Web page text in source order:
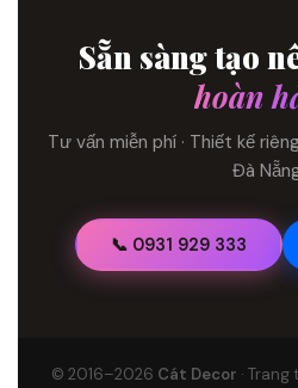
Sẵn sàng tạo
hoàn
Tư vấn miễn phí · Thiết kế
Đà
📞 0931 929 333
© 2016–2026 Cát Decor ·